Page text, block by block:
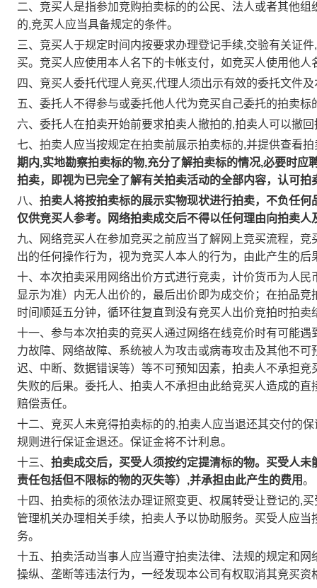
二、竞买人是指参加竞购拍卖标的的公民、法人或者其他
的,竞买人应当具备规定的条件。
三、竞买人于规定时间内按要求办理登记手续,交验有关证
买。竞买人应使用本人名下的卡帐支付，如竞买人使用他
四、竞买人委托代理人竞买,代理人须出示有效的委托文件
五、委托人不得参与或委托他人代为竞买自己委托的拍卖标
六、委托人在拍卖开始前要求拍卖人撤拍的,拍卖人可以撤
七、拍卖人应当按规定在拍卖前展示拍卖标的,并提供查看
期内,实地勘察拍卖标的物,充分了解拍卖标的情况,必要时
拍卖，即视为已完全了解有关拍卖活动的全部内容，认可
八、 拍卖人将按拍卖标的展示实物现状进行拍卖，不负任
仅供竞买人参考。网络拍卖成交后不得以任何理由向拍卖
九、网络竞买人在参加竞买之前应当了解网上竞买流程，
出的任何操作行为，视为竞买人本人的行为，由此产生的后
十、本次拍卖采用网络出价方式进行竞卖，计价货币为人
显示为准）内无人出价的，最后出价即为成交价；在拍品
时间顺延五分钟，循环往复直到没有竞买人出价竞拍时拍
十一、参与本次拍卖的竞买人通过网络在线竞价时有可能
力故障、网络故障、系统被人为攻击或病毒攻击及其他不
迟、中断、数据错误等）等不可预知因素，拍卖人不承担
失败的后果。委托人、拍卖人不承担由此给竞买人造成的
赔偿责任。
十二、竞买人未竞得拍卖标的的,拍卖人应当退还其交付的
规则进行保证金退还。保证金将不计利息。
十三、 拍卖成交后，买受人须按约定提清标的物。买受人
责任包括但不限标的物的灭失等）,并承担由此产生的费用。
十四、拍卖标的须依法办理证照变更、权属转受让登记的,
管理机关办理相关手续，拍卖人予以协助服务。买受人应
务。
十五、拍卖活动当事人应当遵守拍卖法律、法规的规定和
操纵、垄断等违法行为，一经发现本公司有权取消其竞买